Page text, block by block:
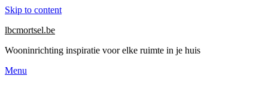
Skip to content
lbcmortsel.be
Wooninrichting inspiratie voor elke ruimte in je huis
Menu